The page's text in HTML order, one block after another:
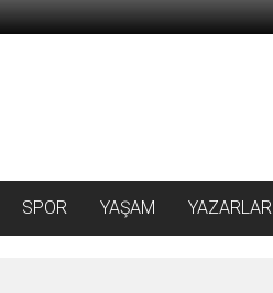
SPOR YAŞAM YAZARLAR